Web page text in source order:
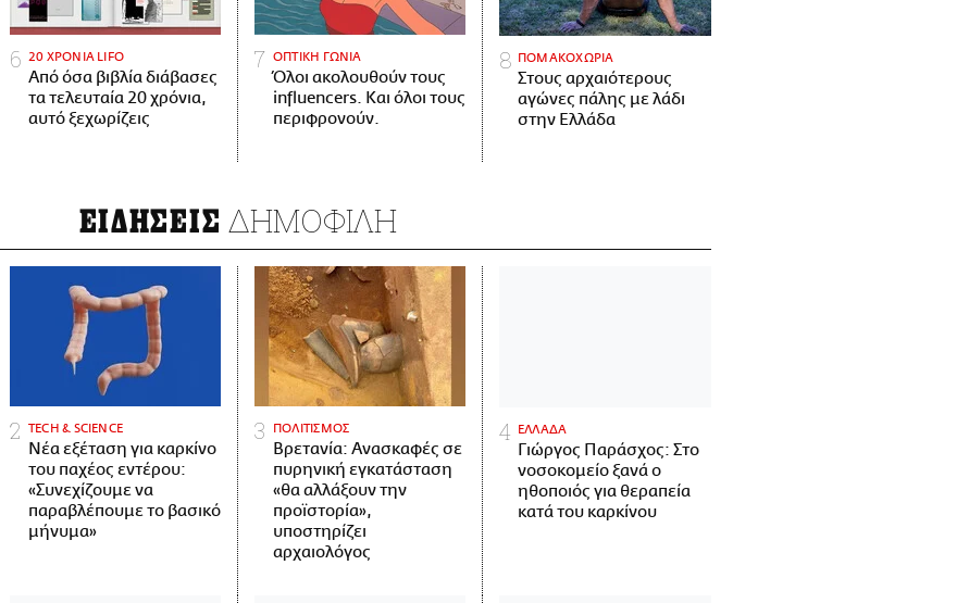
20 ΧΡΟΝΙΑ LIFO
Από όσα βιβλία διάβασες
τα τελευταία 20 χρόνια,
αυτό ξεχωρίζεις
ΟΠΤΙΚΗ ΓΩΝΙΑ
Όλοι ακολουθούν τους
influencers. Και όλοι τους
περιφρονούν.
ΠΟΜΑΚΟΧΩΡΙΑ
Στους αρχαιότερους
αγώνες πάλης με λάδι
στην Ελλάδα
ΕΙΔΗΣΕΙΣ ΔΗΜΟΦΙΛΗ
ΤECH & SCIENCE
Νέα εξέταση για καρκίνο
του παχέος εντέρου:
«Συνεχίζουμε να
παραβλέπουμε το βασικό
μήνυμα»
ΠΟΛΙΤΙΣΜΟΣ
Βρετανία: Ανασκαφές σε
πυρηνική εγκατάσταση
«θα αλλάξουν την
προϊστορία»,
υποστηρίζει
αρχαιολόγος
ΕΛΛΑΔΑ
Γιώργος Παράσχος: Στο
νοσοκομείο ξανά ο
ηθοποιός για θεραπεία
κατά του καρκίνου